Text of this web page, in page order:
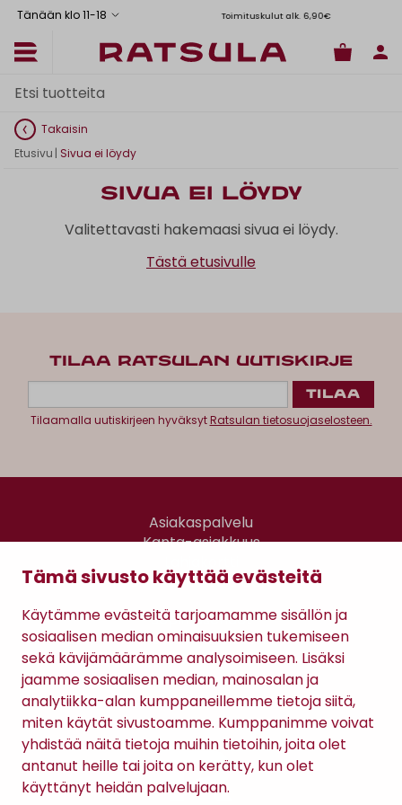
Tämä sivusto käyttää evästeitä
Käytämme evästeitä tarjoamamme sisällön ja
sosiaalisen median ominaisuuksien tukemiseen
sekä kävijämäärämme analysoimiseen. Lisäksi
jaamme sosiaalisen median, mainosalan ja
analytiikka-alan kumppaneillemme tietoja siitä,
miten käytät sivustoamme. Kumppanimme voivat
yhdistää näitä tietoja muihin tietoihin, joita olet
antanut heille tai joita on kerätty, kun olet
käyttänyt heidän palvelujaan.
Tänään klo 11-18 Toimituskulut alk. 6,90€
Takaisin
Etusivu | Sivua ei löydy
Sivua ei löydy
Valitettavasti hakemaasi sivua ei löydy.
Tästä etusivulle
TILAA RATSULAN UUTISKIRJE
Tilaamalla uutiskirjeen hyväksytRatsulan tietosuojaselosteen.
Asiakaspalvelu
Kanta-asiakkuus
Gomee Ratsula Café
Sopimusehdot
Tietosuojaseloste
Maksutavat